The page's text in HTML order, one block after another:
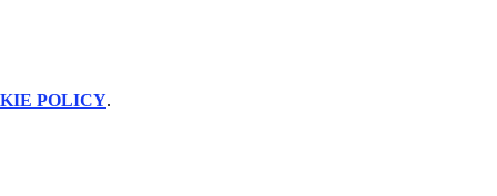
POLICY.